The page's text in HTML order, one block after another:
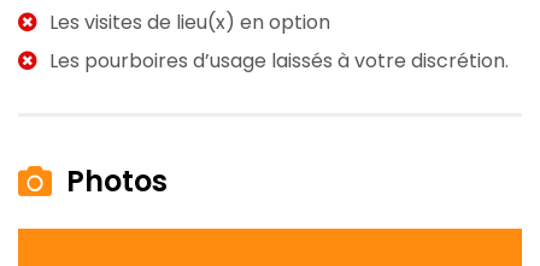
Les visites de lieu(x) en option
Les pourboires d’usage laissés à votre discrétion.
Photos